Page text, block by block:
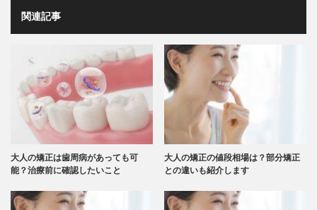
関連記事
大人の矯正は歯周病があっても可
能？治療前に確認したいこと
大人の矯正の値段相場は？部分矯正
との違いも紹介します